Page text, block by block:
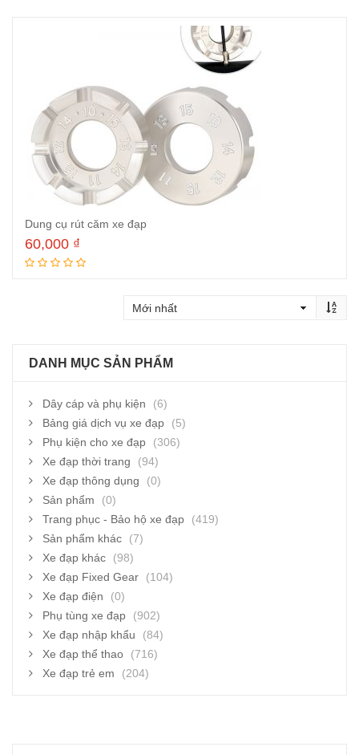
Dung cụ rút căm xe đạp
60,000 ₫
DANH MỤC SẢN PHẨM
Dây cáp và phụ kiện
(6)
Bảng giá dịch vụ xe đạp
(5)
Phụ kiện cho xe đạp
(306)
Xe đạp thời trang
(94)
Xe đạp thông dụng
(0)
Sản phẩm
(0)
Trang phục - Bảo hộ xe đạp
(419)
Sản phẩm khác
(7)
Xe đạp khác
(98)
Xe đạp Fixed Gear
(104)
Xe đạp điện
(0)
Phụ tùng xe đạp
(902)
Xe đạp nhập khẩu
(84)
Xe đạp thể thao
(716)
Xe đạp trẻ em
(204)